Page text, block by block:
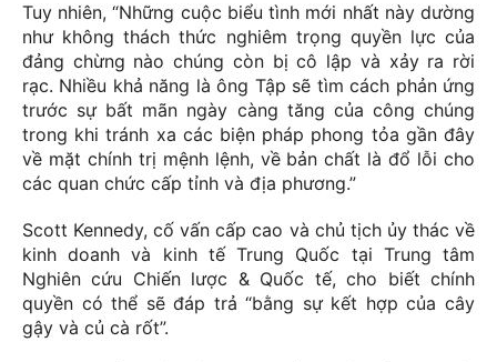
Tuy nhiên, “Những cuộc biểu tình mới nhất này dường
như không thách thức nghiêm trọng quyền lực của
đảng chừng nào chúng còn bị cô lập và xảy ra rời
rạc. Nhiều khả năng là ông Tập sẽ tìm cách phản ứng
trước sự bất mãn ngày càng tăng của công chúng
trong khi tránh xa các biện pháp phong tỏa gần đây
về mặt chính trị mệnh lệnh, về bản chất là đổ lỗi cho
các quan chức cấp tỉnh và địa phương.”
Scott Kennedy, cố vấn cấp cao và chủ tịch ủy thác về
kinh doanh và kinh tế Trung Quốc tại Trung tâm
Nghiên cứu Chiến lược & Quốc tế, cho biết chính
quyền có thể sẽ đáp trả “bằng sự kết hợp của cây
gậy và củ cà rốt”.